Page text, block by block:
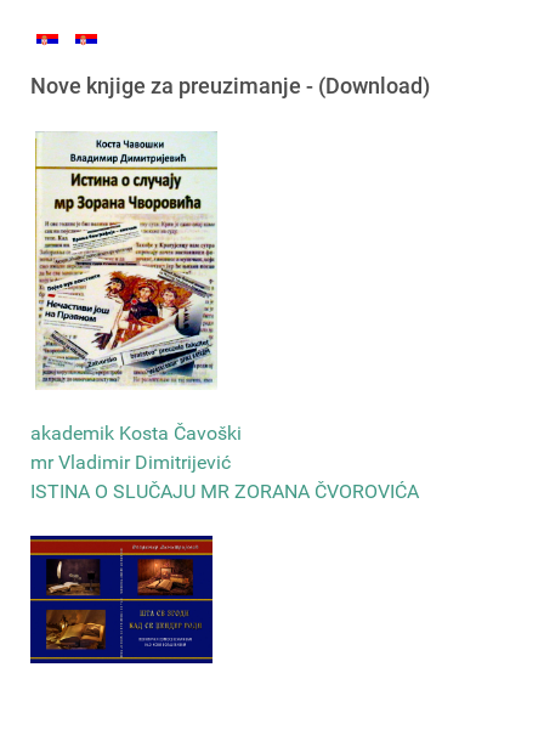
Nove knjige za preuzimanje - (Download)
akademik Kosta Čavoški
mr Vladimir Dimitrijević
ISTINA O SLUČAJU MR ZORANA ČVOROVIĆA